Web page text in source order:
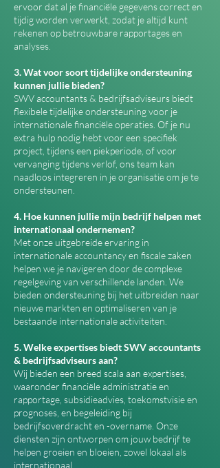
ervoor dat al je financiële gegevens correct en
tijdig worden verwerkt, zodat je altijd kunt
rekenen op betrouwbare rapportages en
analyses.
3. Wat voor soort tijdelijke ondersteuning
kunnen jullie bieden?
SWV accountants & bedrijfsadviseurs biedt
flexibele tijdelijke ondersteuning voor je
internationale financiële operaties. Of je nu
extra hulp nodig hebt voor een specifiek
project, tijdens een piekperiode, of voor
vervanging tijdens verlof, ons team kan
naadloos integreren in je organisatie om je te
ondersteunen.
4. Hoe kunnen jullie mijn bedrijf helpen met
internationaal ondernemen?
Met onze uitgebreide ervaring in
internationale accountancy en fiscale zaken
helpen we je navigeren door de complexe
regelgeving van verschillende landen. We
bieden ondersteuning bij het uitbreiden naar
nieuwe markten en optimaliseren van je
bestaande internationale activiteiten.
5. Welke expertises biedt SWV accountants
& bedrijfsadviseurs aan?
Wij bieden een breed scala aan expertises,
waaronder financiële administratie en
rapportage, subsidieadvies, toekomstvisie en
prognoses, en begeleiding bij
bedrijfsoverdracht en -overname. Onze
diensten zijn ontworpen om jouw bedrijf te
helpen groeien en bloeien, zowel lokaal als
internationaal.